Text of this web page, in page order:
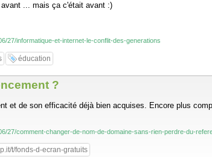
... mais ça c'était avant :)
27/informatique-et-internet-le-conflit-des-generations
éducation
?
et de son efficacité déjà bien acquises. Encore plus
27/comment-changer-de-nom-de-domaine-sans-rien-perdre-du-
t/fonds-d-ecran-gratuits